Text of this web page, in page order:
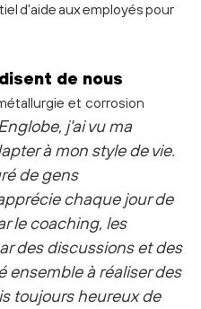
d'aide aux employés pour
de nous
j'ai vu ma
à mon style de vie.
de gens
chaque jour de
le coaching, les
des discussions et des
ensemble à réaliser des
toujours heureux de